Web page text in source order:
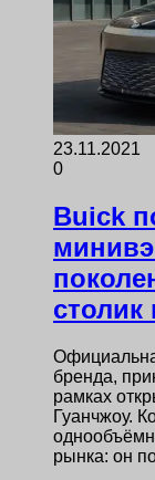
23.11.2021
0
Buick
столик
бренда,
рамках
Гуанчжоу.
рынка: он